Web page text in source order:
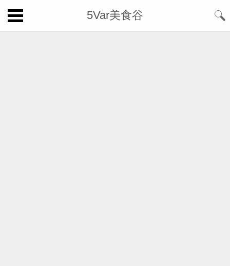
5Var美食谷